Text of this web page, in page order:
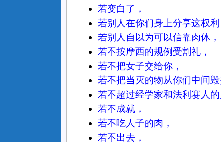
若变白了，
若别人在你们身上分享这权利
若别人自以为可以信靠肉体，
若不按摩西的规例受割礼，
若不把女子交给你，
若不把当灭的物从你们中间毁
若不超过经学家和法利赛人的
若不成就，
若不吃人子的肉，
若不出去，